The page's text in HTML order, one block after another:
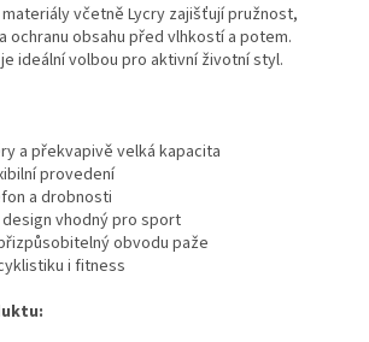
včetně Lycry zajišťují pružnost,
ochranu obsahu před vlhkostí a potem.
je ideální volbou pro aktivní životní styl.
a překvapivě velká kapacita
provedení
a drobnosti
vhodný pro sport
obvodu paže
i fitness